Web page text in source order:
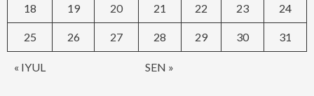
« IYUL SEN »
18 19 20 21 22 23 24
25 26 27 28 29 30 31